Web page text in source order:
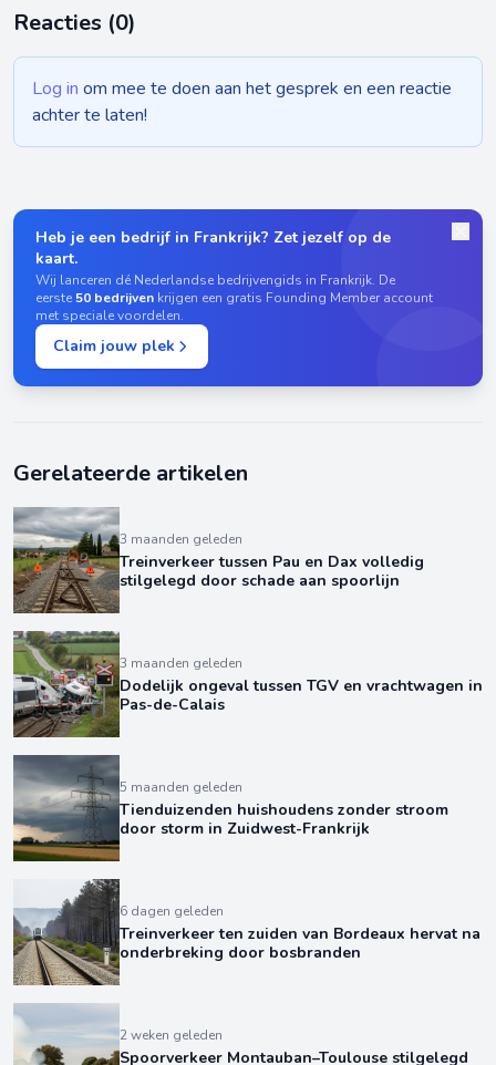
Reacties (0)
Log in om mee te doen aan het gesprek en een reactie
achter te laten!
Heb je een bedrijf in Frankrijk? Zet jezelf op de
kaart.
Wij lanceren dé Nederlandse bedrijvengids in Frankrijk. De
eerste50 bedrijven krijgen een gratis Founding Member account
met speciale voordelen.
Claim jouw plek
Gerelateerde artikelen
3 maanden geleden
Treinverkeer tussen Pau en Dax volledig
stilgelegd door schade aan spoorlijn
3 maanden geleden
Dodelijk ongeval tussen TGV en vrachtwagen in
Pas-de-Calais
5 maanden geleden
Tienduizenden huishoudens zonder stroom
door storm in Zuidwest-Frankrijk
6 dagen geleden
Treinverkeer ten zuiden van Bordeaux hervat na
onderbreking door bosbranden
2 weken geleden
Spoorverkeer Montauban–Toulouse stilgelegd